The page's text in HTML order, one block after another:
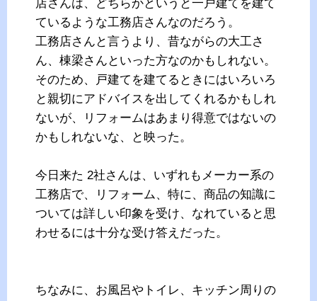
店さんは、どちらかというと一戸建てを建て
ているような工務店さんなのだろう。
工務店さんと言うより、昔ながらの大工さ
ん、棟梁さんといった方なのかもしれない。
そのため、戸建てを建てるときにはいろいろ
と親切にアドバイスを出してくれるかもしれ
ないが、リフォームはあまり得意ではないの
かもしれないな、と映った。
今日来た 2社さんは、いずれもメーカー系の
工務店で、リフォーム、特に、商品の知識に
ついては詳しい印象を受け、なれていると思
わせるには十分な受け答えだった。
ちなみに、お風呂やトイレ、キッチン周りの